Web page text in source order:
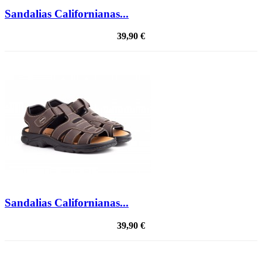
Sandalias Californianas...
39,90 €
Sandalias Californianas...
39,90 €